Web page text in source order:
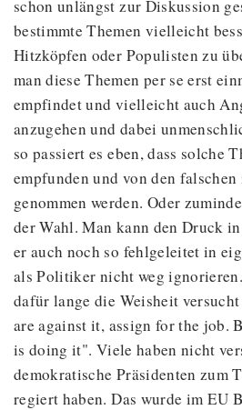
schon unlängst zur Diskussion
bestimmte Themen vielleicht
Hitzköpfen oder Populisten zu
man diese Themen per se erst
empfindet und vielleicht auch
anzugehen und dabei
so passiert es eben, dass solche
empfunden und von den
genommen werden. Oder
der Wahl. Man kann den Druck
er auch noch so fehlgeleitet in
als Politiker nicht weg
dafür lange die Weisheit
are against it, assign for the job.
is doing it". Viele haben nicht
demokratische Präsidenten zum
regiert haben. Das wurde im EU